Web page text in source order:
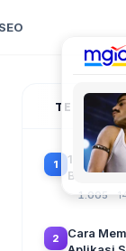
SEO
1
100 Soal
Beserta
1.005
2
Cara